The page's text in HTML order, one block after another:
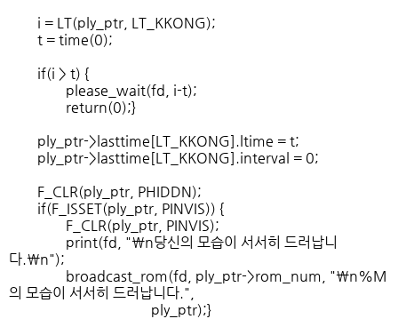
i = LT(ply_ptr, LT_KKONG);
t = time(0);
if(i > t) {
please_wait(fd, i-t);
return(0);}
ply_ptr->lasttime[LT_KKONG].ltime = t;
ply_ptr->lasttime[LT_KKONG].interval = 0;
F_CLR(ply_ptr, PHIDDN);
if(F_ISSET(ply_ptr, PINVIS)) {
F_CLR(ply_ptr, PINVIS);
print(fd, "\n당신의 모습이 서서히 드러납니
다.\n");
broadcast_rom(fd, ply_ptr->rom_num, "\n%M
의 모습이 서서히 드러납니다.",
ply_ptr);}